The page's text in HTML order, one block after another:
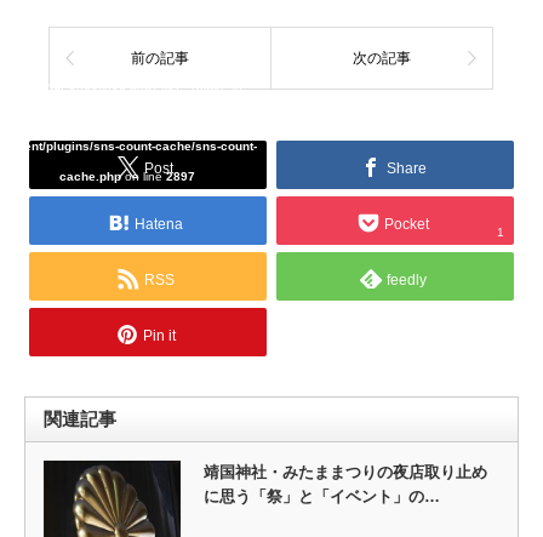
前の記事 次の記事
Post
plugins/sns-count-cache/sns-count-
cache.phpon line2897 Share
Hatena Pocket 1
RSS feedly
Pin it
関連記事
靖国神社・みたままつりの夜店取り止め
に思う「祭」と「イベント」の…